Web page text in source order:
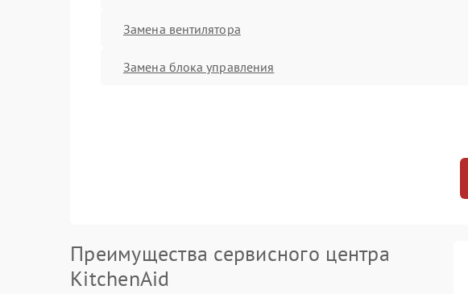
Замена вентилятора
Замена блока управления
Преимущества сервисного центра
KitchenAid